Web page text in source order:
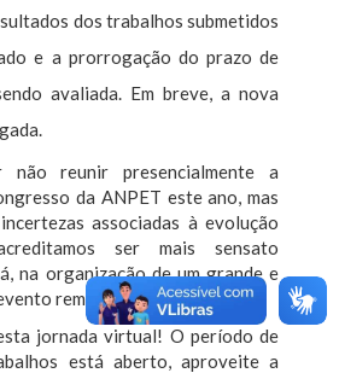
dos trabalhos submetidos
e a prorrogação do prazo de
avaliada. Em breve, a nova
não reunir presencialmente a
da ANPET este ano, mas
associadas à evolução
ser mais sensato
na organização de um grande e
remoto.
jornada virtual! O período de
está aberto, aproveite a